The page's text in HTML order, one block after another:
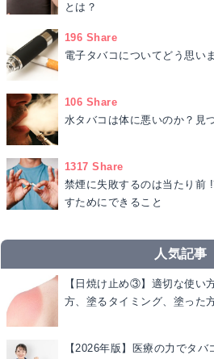
とは？
196 Share
電子タバコについてどう思い
106 Share
水タバコは体に悪いのか？見
1317 Share
禁煙に失敗するのは当たり前
すためにできること
人気記事
【日焼け止め③】適切な使い
方、塗るタイミング、塗った
【2026年版】医療の力でタ